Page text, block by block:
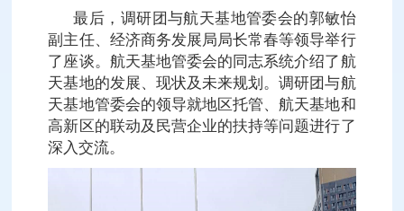
最后，调研团与航天基地管委会的郭敏怡
副主任、经济商务发展局局长常春等领导举行
了座谈。航天基地管委会的同志系统介绍了航
天基地的发展、现状及未来规划。调研团与航
天基地管委会的领导就地区托管、航天基地和
高新区的联动及民营企业的扶持等问题进行了
深入交流。